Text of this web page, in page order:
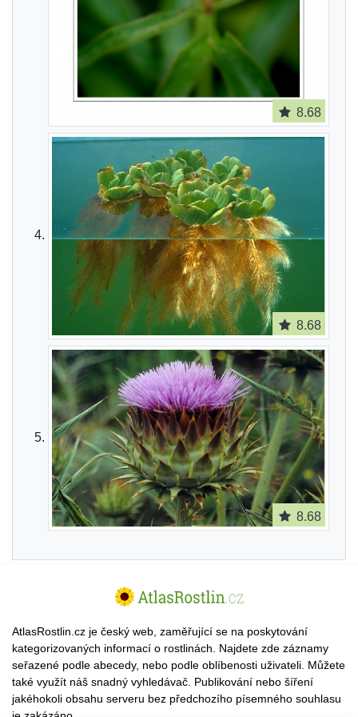
8.68
8.68
8.68
AtlasRostlin.cz je český web, zaměřující se na poskytování
kategorizovaných informací o rostlinách. Najdete zde záznamy
seřazené podle abecedy, nebo podle oblíbenosti uživateli. Můžete
také využít náš snadný vyhledávač. Publikování nebo šíření
jakéhokoli obsahu serveru bez předchozího písemného souhlasu